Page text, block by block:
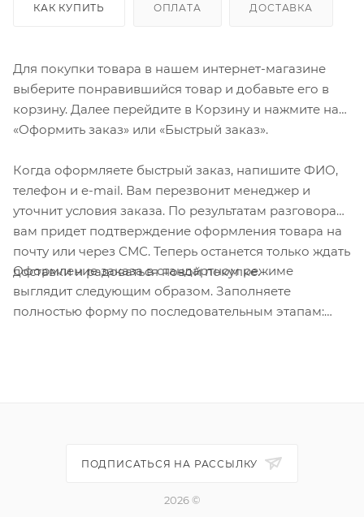
КАК КУПИТЬ ОПЛАТА ДОСТАВКА
Для покупки товара в нашем интернет-магазине
выберите понравившийся товар и добавьте его в
корзину. Далее перейдите в Корзину и нажмите на
«Оформить заказ» или «Быстрый заказ».
Когда оформляете быстрый заказ, напишите ФИО,
телефон и e-mail. Вам перезвонит менеджер и
уточнит условия заказа. По результатам разговора
вам придет подтверждение оформления товара на
почту или через СМС. Теперь останется только ждать
доставки и радоваться новой покупке.
Оформление заказа в стандартном режиме
выглядит следующим образом. Заполняете
полностью форму по последовательным этапам:
ПОДПИСАТЬСЯ НА РАССЫЛКУ
2026 ©